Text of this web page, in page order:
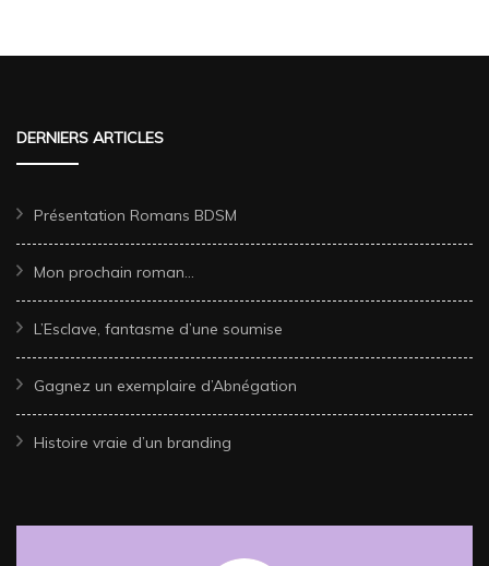
DERNIERS ARTICLES
Présentation Romans BDSM
Mon prochain roman…
L’Esclave, fantasme d’une soumise
Gagnez un exemplaire d’Abnégation
Histoire vraie d’un branding